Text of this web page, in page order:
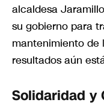
alcaldesa
su gobierno para
mantenimiento de
resultados aún
Solidaridad y